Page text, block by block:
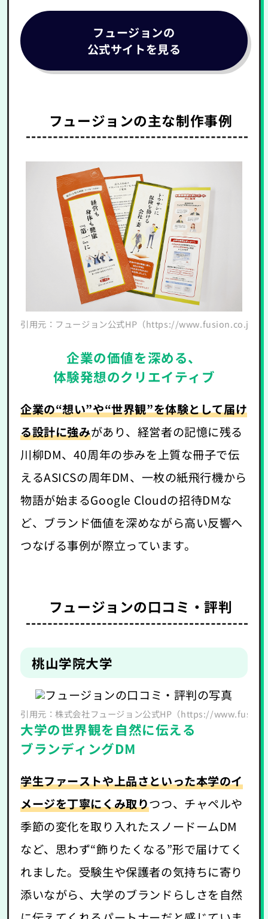
フュージョンの
公式サイトを見る
フュージョンの主な制作事例
引用元：フュージョン公式HP（https://
企業の価値を深める、
体験発想のクリエイティブ
企業の“想い”や“世界観”を体験として届け
る設計に強みがあり、経営者の記憶に残る
川柳DM、40周年の歩みを上質な冊子で伝
えるASICSの周年DM、一枚の紙飛行機から
物語が始まるGoogle Cloudの招待DMな
ど、ブランド価値を深めながら高い反響へ
つなげる事例が際立っています。
フュージョンの口コミ・評判
桃山学院大学
引用元：株式会社フュージョン公式HP（https://
大学の世界観を自然に伝える
ブランディングDM
学生ファーストや上品さといった本学のイ
メージを丁寧にくみ取りつつ、チャペルや
季節の変化を取り入れたスノードームDM
など、思わず“飾りたくなる”形で届けてく
れました。受験生や保護者の気持ちに寄り
添いながら、大学のブランドらしさを自然